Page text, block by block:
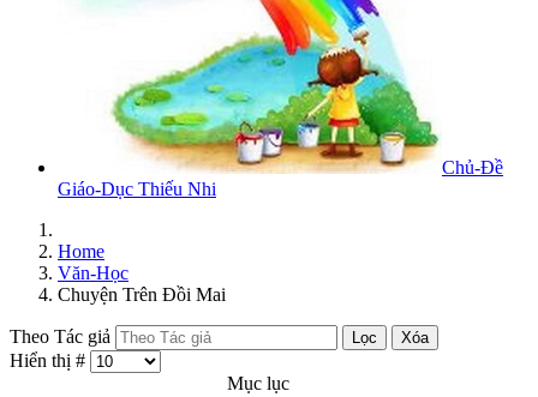
Chủ-Đề
Giáo-Dục Thiếu Nhi
Home
Văn-Học
Chuyện Trên Đồi Mai
Theo Tác giả Lọc Xóa
Hiển thị #
Mục lục